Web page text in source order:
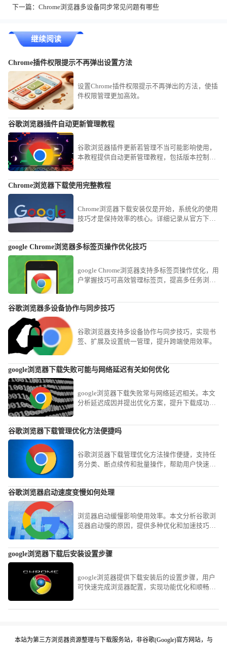
下一篇： Chrome浏览器多设备同步常见问题有哪些
继续阅读
Chrome插件权限提示不再弹出设置方法
设置Chrome插件权限提示不再弹出的方法，使插
件权限管理更加高效。
谷歌浏览器插件自动更新管理教程
谷歌浏览器插件更新若管理不当可能影响使用，
本教程提供自动更新管理教程，包括版本控制、
Chrome浏览器下载使用完整教程
Chrome浏览器下载安装仅是开始，系统化的使用
技巧才是保持效率的核心。详细记录从官方下载
在使用过程中能最大限度发挥软件优势，告别页
google Chrome浏览器多标签页操作优化技巧
google Chrome浏览器支持多标签页操作优化，用
户掌握技巧可高效管理标签页，提高多任务浏览
谷歌浏览器多设备协作与同步技巧
谷歌浏览器支持多设备协作与同步技巧，实现书
签、扩展及设置统一管理，提升跨端使用效率。
google浏览器下载失败可能与网络延迟有关如何优化
google浏览器下载失败常与网络延迟相关。本文
分析延迟成因并提出优化方案，提升下载成功率
谷歌浏览器下载管理优化方法便捷吗
谷歌浏览器下载管理优化方法操作便捷，支持任
务分类、断点续传和批量操作，帮助用户快速管
谷歌浏览器启动速度变慢如何处理
浏览器启动缓慢影响使用效率。本文分析谷歌浏
览器启动慢的原因，提供多种优化和加速技巧，
google浏览器下载后安装设置步骤
google浏览器提供下载安装后的设置步骤，用户
可快速完成浏览器配置，实现功能优化和顺畅使
本站为第三方浏览器资源整理与下载服务站，非谷歌(Google)官方网站，与